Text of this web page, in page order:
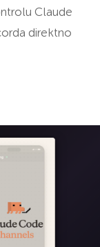
Claude
direktno